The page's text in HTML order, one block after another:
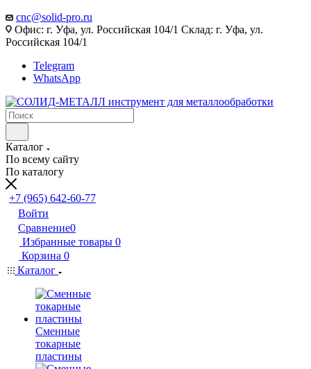
cnc@solid-pro.ru
Офис: г. Уфа, ул. Российская 104/1 Склад: г. Уфа, ул.
Российская 104/1
Telegram
WhatsApp
Каталог
По всему сайту
По каталогу
+7 (965) 642-60-77
Войти
Сравнение0
Избранные товары 0
Корзина 0
Каталог
Сменные
токарные
пластины